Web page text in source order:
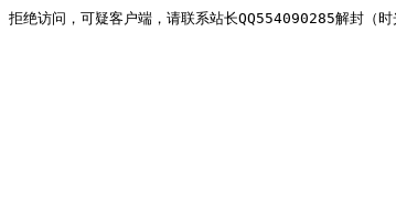
拒绝访问，可疑客户端，请联系站长QQ554090285解封